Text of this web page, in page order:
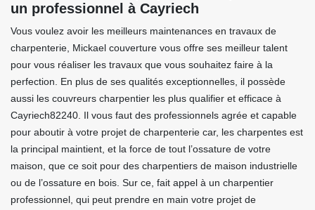
un professionnel à Cayriech
Vous voulez avoir les meilleurs maintenances en travaux de
charpenterie, Mickael couverture vous offre ses meilleur talent
pour vous réaliser les travaux que vous souhaitez faire à la
perfection. En plus de ses qualités exceptionnelles, il possède
aussi les couvreurs charpentier les plus qualifier et efficace à
Cayriech82240. Il vous faut des professionnels agrée et capable
pour aboutir à votre projet de charpenterie car, les charpentes est
la principal maintient, et la force de tout l’ossature de votre
maison, que ce soit pour des charpentiers de maison industrielle
ou de l’ossature en bois. Sur ce, fait appel à un charpentier
professionnel, qui peut prendre en main votre projet de